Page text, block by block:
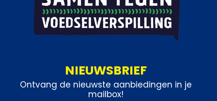
NIEUWSBRIEF
Ontvang de nieuwste aanbiedingen in je
mailbox!